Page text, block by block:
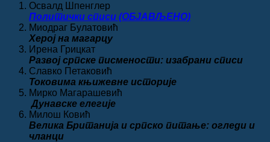
Освалд Шпенглер
Политички списи (ОБЈАВЉЕНО)
Миодраг Булатовић
Херој на магарцу
Ирена Грицкат
Развој српске писмености: изабрани списи
Славко Петаковић
Токовима књижевне историје
Мирко Магарашевић
Дунавске елегије
Милош Ковић
Велика Британија и српско питање: огледи и
чланци